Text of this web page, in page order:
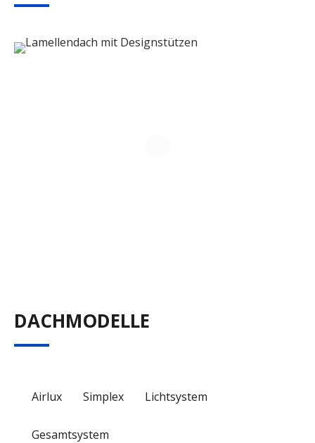
DACHMODELLE
Airlux Simplex Lichtsystem
Gesamtsystem